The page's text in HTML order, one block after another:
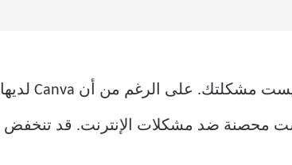
هناك أيضًا حالات يتوقف فيها Canva مؤقتًا عن الحفظ بسبب مشكلة في نهايته وليست مشكلتك. على الرغم من أن Canva لديها
ليست محصنة ضد مشكلات الإنترنت. قد تنخفض